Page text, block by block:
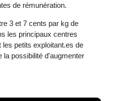
de rémunération.
3 et 7 cents par kg de
les principaux centres
petits exploitant.es de
la possibilité d'augmenter